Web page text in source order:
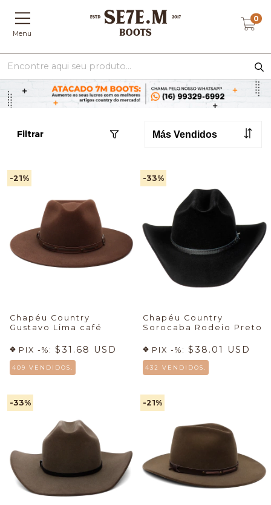
Menu
0
Filtrar
-21%
Chapéu Country
Gustavo Lima café
PIX -%: $31.68 USD
409 VENDIDOS.
-33%
Chapéu Country
Sorocaba Rodeio Preto
PIX -%: $38.01 USD
432 VENDIDOS.
-33% -21%